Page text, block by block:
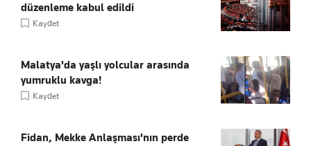
düzenleme kabul edildi
Kaydet
Malatya'da yaşlı yolcular arasında
yumruklu kavga!
Kaydet
Fidan, Mekke Anlaşması'nın perde